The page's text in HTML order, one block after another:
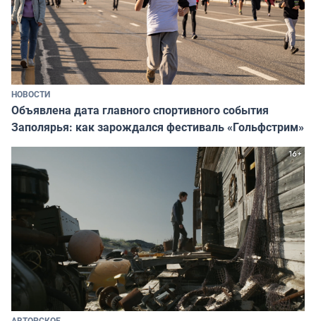
НОВОСТИ
Объявлена дата главного спортивного события
Заполярья: как зарождался фестиваль «Гольфстрим»